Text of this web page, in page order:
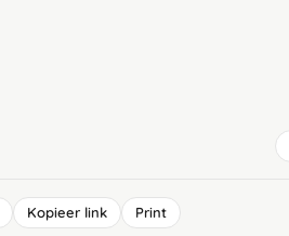
Kopieer link Print